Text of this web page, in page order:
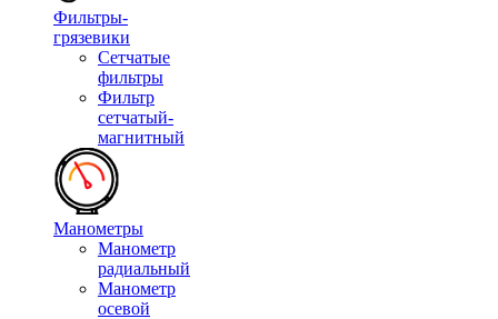
Фильтры-
грязевики
Сетчатые
фильтры
Фильтр
сетчатый-
магнитный
Манометры
Манометр
радиальный
Манометр
осевой